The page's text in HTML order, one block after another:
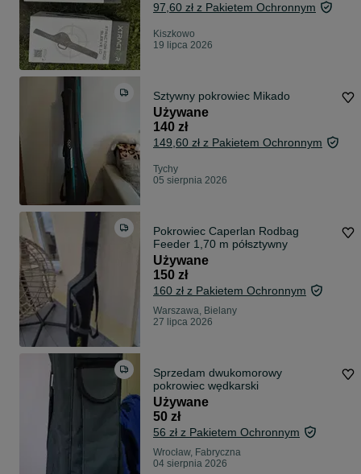
97,60 zł z Pakietem Ochronnym
Kiszkowo
19 lipca 2026
Sztywny pokrowiec Mikado
Używane
140 zł
149,60 zł z Pakietem Ochronnym
Tychy
05 sierpnia 2026
Pokrowiec Caperlan Rodbag
Feeder 1,70 m półsztywny
Używane
150 zł
160 zł z Pakietem Ochronnym
Warszawa, Bielany
27 lipca 2026
Sprzedam dwukomorowy
pokrowiec wędkarski
Używane
50 zł
56 zł z Pakietem Ochronnym
Wrocław, Fabryczna
04 sierpnia 2026